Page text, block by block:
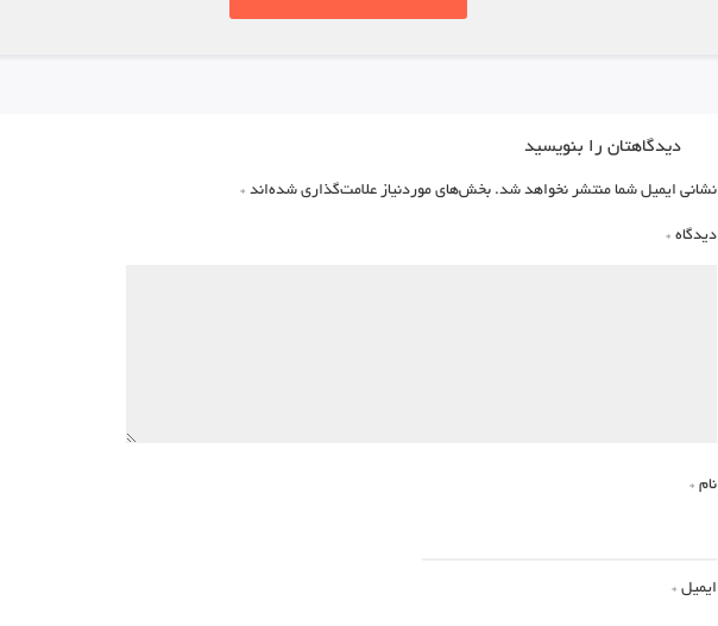
دیدگاهتان را بنویسید
نشانی ایمیل شما منتشر نخواهد شد. بخش‌های موردنیاز علامت‌گذاری شده‌اند *
دیدگاه *
نام *
ایمیل *